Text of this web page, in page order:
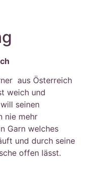
aus Österreich
weich und
seinen
nie mehr
Garn welches
und durch seine
offen lässt.